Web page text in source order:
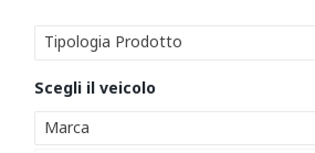
Tipologia Prodotto
Marca